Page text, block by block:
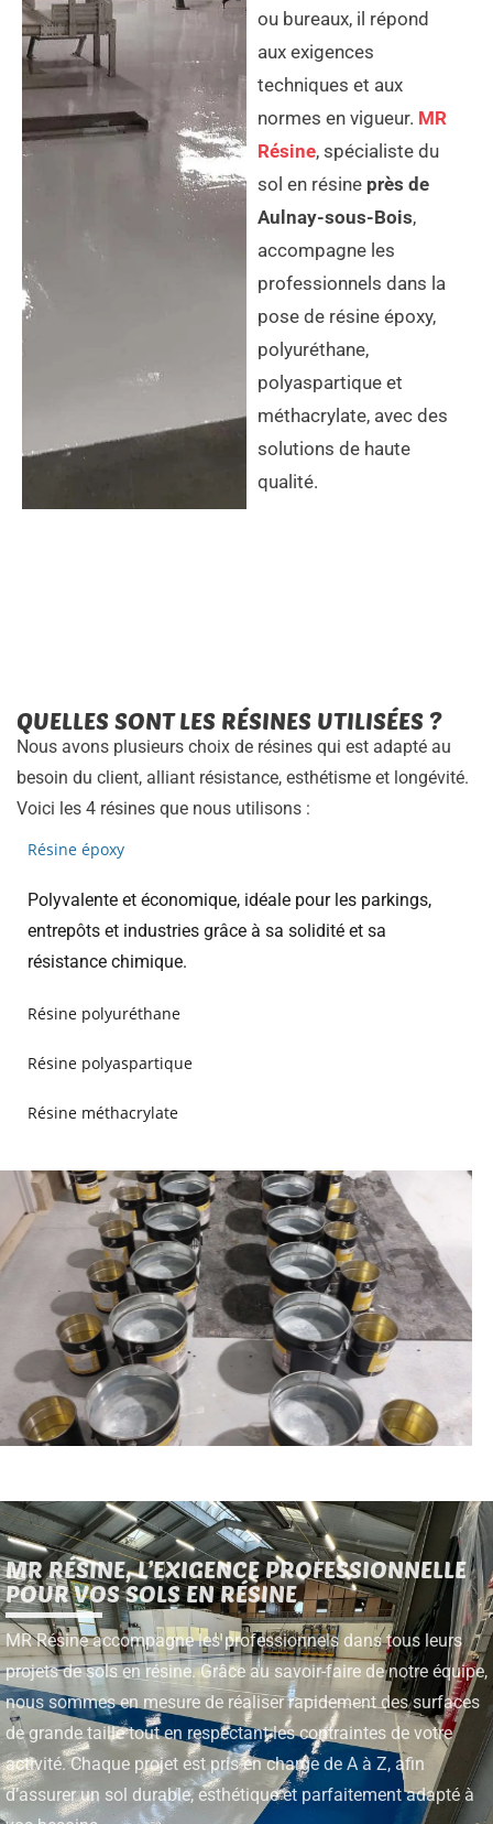
ou bureaux, il répond
aux exigences
techniques et aux
normes en vigueur. MR
Résine, spécialiste du
sol en résine près de
Aulnay-sous-Bois,
accompagne les
professionnels dans la
pose de résine époxy,
polyuréthane,
polyaspartique et
méthacrylate, avec des
solutions de haute
qualité.
QUELLES SONT LES RÉSINES UTILISÉES ?
Nous avons plusieurs choix de résines qui est adapté au
besoin du client, alliant résistance, esthétisme et longévité.
Voici les 4 résines que nous utilisons :
Résine époxy
Polyvalente et économique, idéale pour les parkings,
entrepôts et industries grâce à sa solidité et sa
résistance chimique.
Résine polyuréthane
Résine polyaspartique
Résine méthacrylate
MR RÉSINE, L’EXIGENCE PROFESSIONNELLE
POUR VOS SOLS EN RÉSINE
MR Résine accompagne les professionnels dans tous leurs
projets de sols en résine. Grâce au savoir-faire de notre équipe,
nous sommes en mesure de réaliser rapidement des surfaces
de grande taille tout en respectant les contraintes de votre
activité. Chaque projet est pris en charge de A à Z, afin
d’assurer un sol durable, esthétique et parfaitement adapté à